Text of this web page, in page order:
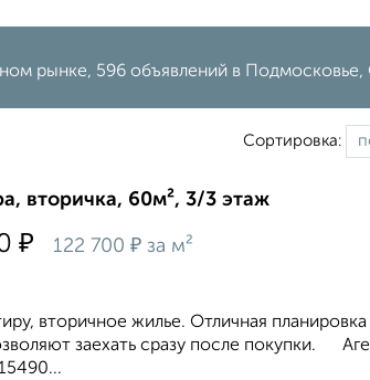
рынке, 596 объявлений в Подмосковье,
Сортировка:
вторичка, 60м², 3/3 этаж
₽ 122 700 ₽ за м²
вторичное жилье. Отличная
заехать сразу после покупки.